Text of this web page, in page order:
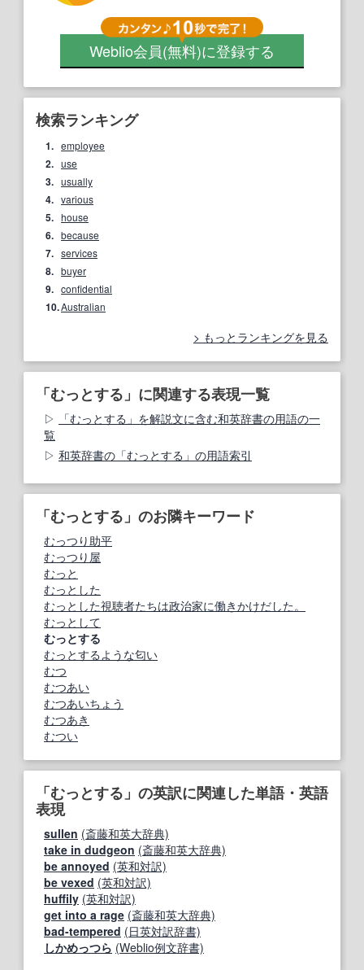
Weblio会員(無料)に登録する
検索ランキング
1. employee
2. use
3. usually
4. various
5. house
6. because
7. services
8. buyer
9. confidential
10.Australian
もっとランキングを見る
「むっとする」に関連する表現一覧
「むっとする」を解説文に含む和英辞書の用語の一
覧
和英辞書の「むっとする」の用語索引
「むっとする」のお隣キーワード
むっつり助平
むっつり屋
むっと
むっとした
むっとした視聴者たちは政治家に働きかけだした。
むっとして
むっとする
むっとするような匂い
むつ
むつあい
むつあいちょう
むつあき
むつい
「むっとする」の英訳に関連した単語・英語
表現
sullen (斎藤和英大辞典)
take in dudgeon (斎藤和英大辞典)
be annoyed (英和対訳)
be vexed (英和対訳)
huffily (英和対訳)
get into a rage (斎藤和英大辞典)
bad-tempered (日英対訳辞書)
しかめっつら (Weblio例文辞書)